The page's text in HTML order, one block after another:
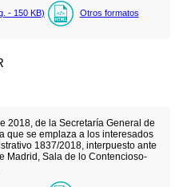
- 150 KB) Otros formatos
2018, de la Secretaría General de
que se emplaza a los interesados
1837/2018, interpuesto ante
Madrid, Sala de lo Contencioso-